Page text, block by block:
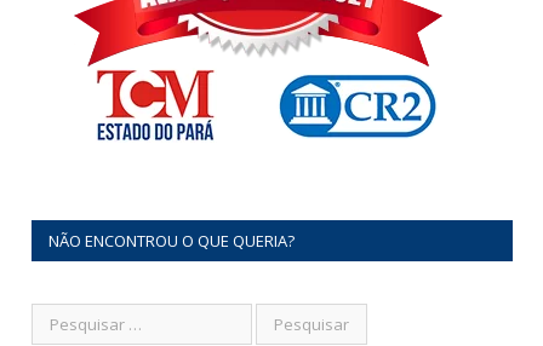
NÃO ENCONTROU O QUE QUERIA?